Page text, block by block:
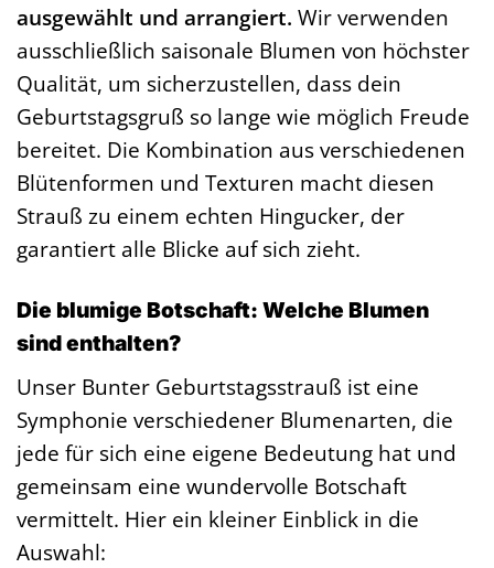
ausgewählt und arrangiert. Wir verwenden
ausschließlich saisonale Blumen von höchster
Qualität, um sicherzustellen, dass dein
Geburtstagsgruß so lange wie möglich Freude
bereitet. Die Kombination aus verschiedenen
Blütenformen und Texturen macht diesen
Strauß zu einem echten Hingucker, der
garantiert alle Blicke auf sich zieht.
Die blumige Botschaft: Welche Blumen
sind enthalten?
Unser Bunter Geburtstagsstrauß ist eine
Symphonie verschiedener Blumenarten, die
jede für sich eine eigene Bedeutung hat und
gemeinsam eine wundervolle Botschaft
vermittelt. Hier ein kleiner Einblick in die
Auswahl: